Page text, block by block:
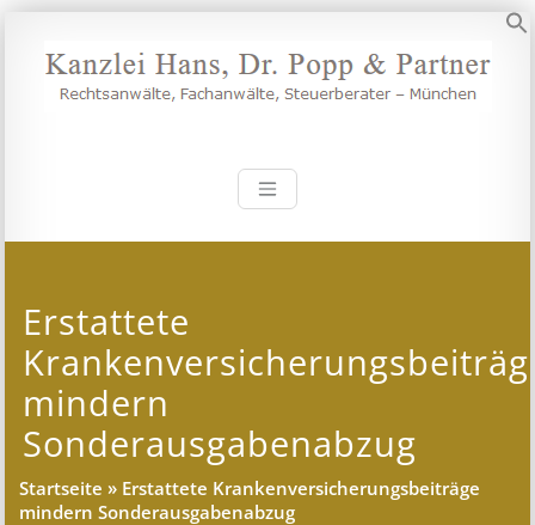
Inhalt
springen
Kanzlei Hans,
Erstattete
mindern
Sonderausgabenabzug
Startseite » Erstattete Krankenversicherungsbeiträge
mindern Sonderausgabenabzug